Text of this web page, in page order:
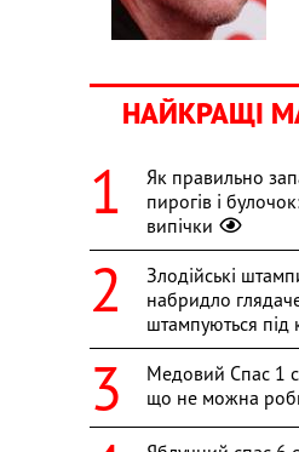
НАЙКРАЩІ
Як правильно
пирогів і
випічки
Злодійські
набридло
штампуються під
Медовий Спас 1
що не можна